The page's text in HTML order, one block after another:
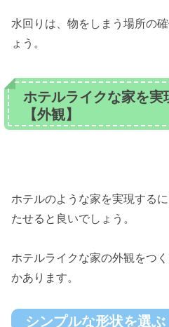
水回りは、物をしまう場所の
ょう。
ホテルライクな家を実
【外観】
ホテルのような家を実現する
たせると良いでしょう。
ホテルライクな家の外観をつ
かあります。
シンプルな形状を選ぶ